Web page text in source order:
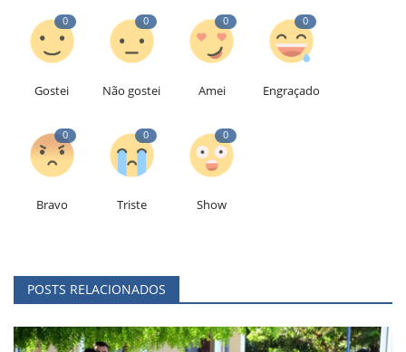
0
Gostei
0
Não gostei
0
Amei
0
Engraçado
0
Bravo
0
Triste
0
Show
POSTS RELACIONADOS